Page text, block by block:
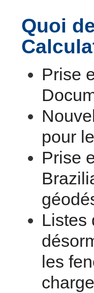
Quoi
Prise
pour
Prise
Listes
les